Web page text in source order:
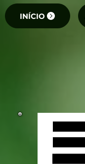
INÍCIO